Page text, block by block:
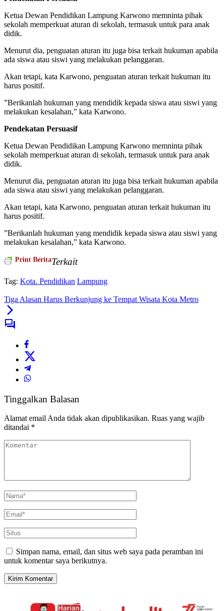
Ketua Dewan Pendidikan Lampung Karwono memninta pihak
sekolah memperkuat aturan di sekolah, termasuk untuk para anak
didik.
Menurut dia, penguatan aturan itu juga bisa terkait hukuman apabila
ada siswa atau siswi yang melakukan pelanggaran.
Akan tetapi, kata Karwono, penguatan aturan terkait hukuman itu
harus positif.
”Berikanlah hukuman yang mendidik kepada siswa atau siswi yang
melakukan kesalahan,” kata Karwono.
Pendekatan Persuasif
Ketua Dewan Pendidikan Lampung Karwono memninta pihak
sekolah memperkuat aturan di sekolah, termasuk untuk para anak
didik.
Menurut dia, penguatan aturan itu juga bisa terkait hukuman apabila
ada siswa atau siswi yang melakukan pelanggaran.
Akan tetapi, kata Karwono, penguatan aturan terkait hukuman itu
harus positif.
”Berikanlah hukuman yang mendidik kepada siswa atau siswi yang
melakukan kesalahan,” kata Karwono.
Print BeritaTerkait
Tag: Kota. Pendidikan Lampung
Tiga Alasan Harus Berkunjung ke Tempat Wisata Kota Metro
Tinggalkan Balasan
Alamat email Anda tidak akan dipublikasikan. Ruas yang wajib
ditandai *
Simpan nama, email, dan situs web saya pada peramban ini
untuk komentar saya berikutnya.